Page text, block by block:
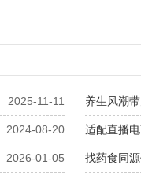
2025-11-11 养生风潮
2024-08-20
2026-01-05